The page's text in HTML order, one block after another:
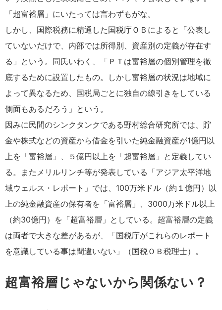
「超富裕層」にいたっては言わずもがな。
しかし、国際税務に精通した国税庁ＯＢによると「公表し
ていないだけで、内部では所得別、資産別の定義が存在す
る」という。同氏いわく、「ＰＴは富裕層の個別管理を徹
底するために設置したもの。しかし富裕層の状況は地域に
よって異なるため、国税局ごとに独自の線引きをしている
側面もあるだろう」という。
因みに民間のシンクタンクである野村総合研究所では、貯
金や株式などの資産から借金を引いた純金融資産が1億円以
上を「富裕層」、５億円以上を「超富裕層」と定義してい
る。またメリルリンチ等が発表している「アジア太平洋地
域ウェルス・レポート」では、100万米ドル（約１億円）以
上の純金融資産の保有者を「富裕層」、3000万米ドル以上
（約30億円）を「超富裕層」としている。超富裕層の定義
は両者で大きな差があるが、「国税庁がこれらのレポート
を意識している事は間違いない」（国税ＯＢ税理士）。
超富裕層じゃないから関係ない？